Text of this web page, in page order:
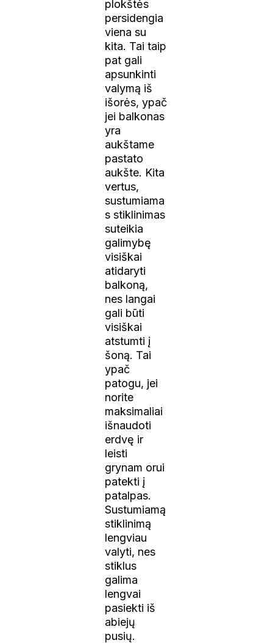
plokštės
persidengia
viena su
kita. Tai taip
pat gali
apsunkinti
valymą iš
išorės, ypač
jei balkonas
yra
aukštame
pastato
aukšte. Kita
vertus,
sustumiama
s stiklinimas
suteikia
galimybę
visiškai
atidaryti
balkoną,
nes langai
gali būti
visiškai
atstumti į
šoną. Tai
ypač
patogu, jei
norite
maksimaliai
išnaudoti
erdvę ir
leisti
grynam orui
patekti į
patalpas.
Sustumiamą
stiklinimą
lengviau
valyti, nes
stiklus
galima
lengvai
pasiekti iš
abiejų
pusių.